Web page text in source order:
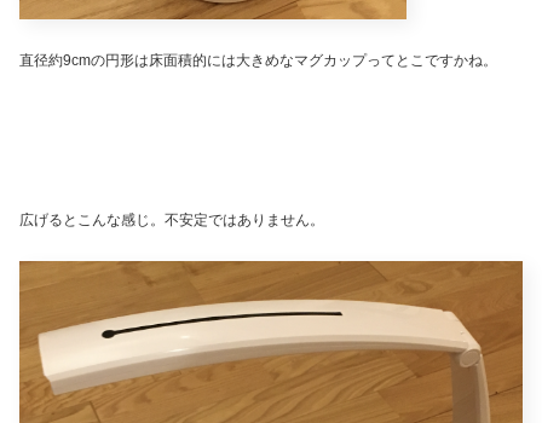
直径約9cmの円形は床面積的には大きめなマグカップってとこですかね。
広げるとこんな感じ。不安定ではありません。